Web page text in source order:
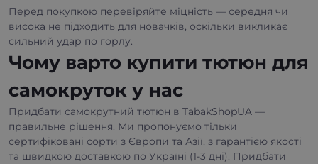
Перед покупкою перевіряйте міцність — середня чи
висока не підходить для новачків, оскільки викликає
сильний удар по горлу.
Чому варто купити тютюн для
самокруток у нас
Придбати самокрутний тютюн в TabakShopUA —
правильне рішення. Ми пропонуємо тільки
сертифіковані сорти з Європи та Азії, з гарантією якості
та швидкою доставкою по Україні (1-3 дні). Придбати